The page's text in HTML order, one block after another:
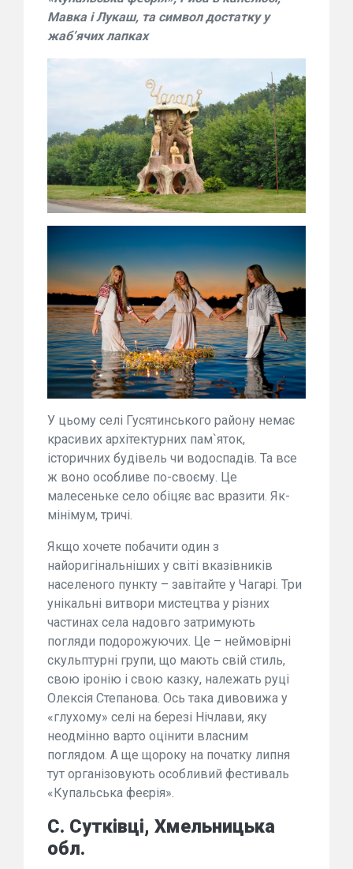
Мавка і Лукаш, та символ достатку у
жаб’ячих лапках
У цьому селі Гусятинського району немає
красивих архітектурних пам`яток,
історичних будівель чи водоспадів. Та все
ж воно особливе по-своєму. Це
малесеньке село обіцяє вас вразити. Як-
мінімум, тричі.
Якщо хочете побачити один з
найоригінальніших у світі вказівників
населеного пункту – завітайте у Чагарі. Три
унікальні витвори мистецтва у різних
частинах села надовго затримують
погляди подорожуючих. Це – неймовірні
скульптурні групи, що мають свій стиль,
свою іронію і свою казку, належать руці
Олексія Степанова. Ось така дивовижа у
«глухому» селі на березі Нічлави, яку
неодмінно варто оцінити власним
поглядом. А ще щороку на початку липня
тут організовують особливий фестиваль
«Купальська феєрія».
С. Сутківці, Хмельницька
обл.